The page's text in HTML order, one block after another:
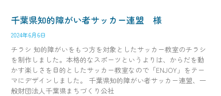
千葉県知的障がい者サッカー連盟 様
2024年6月6日
チラシ 知的障がいをもつ方を対象としたサッカー教室のチラシ
を制作しました。本格的なスポーツというよりは、からだを動
かす楽しさを目的としたサッカー教室なので「ENJOY」をテー
マにデザインしました。 千葉県知的障がい者サッカー連盟、一
般財団法人千葉県まちづくり公社